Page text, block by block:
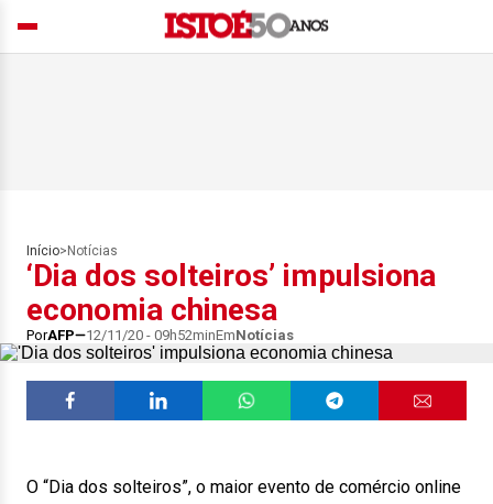
Início> Notícias
‘Dia dos solteiros’ impulsiona
economia chinesa
PorAFP 12/11/20 - 09h52minEmNotícias
O “Dia dos solteiros”, o maior evento de comércio online